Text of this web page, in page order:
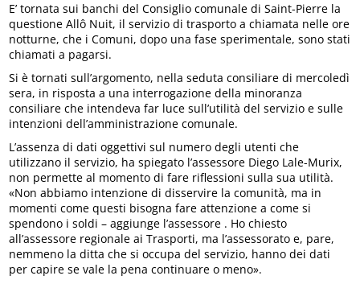
E’ tornata sui banchi del Consiglio comunale di Saint-Pierre la
questione Allô Nuit, il servizio di trasporto a chiamata nelle ore
notturne, che i Comuni, dopo una fase sperimentale, sono stati
chiamati a pagarsi.
Si è tornati sull’argomento, nella seduta consiliare di mercoledì
sera, in risposta a una interrogazione della minoranza
consiliare che intendeva far luce sull’utilità del servizio e sulle
intenzioni dell’amministrazione comunale.
L’assenza di dati oggettivi sul numero degli utenti che
utilizzano il servizio, ha spiegato l’assessore Diego Lale-Murix,
non permette al momento di fare riflessioni sulla sua utilità.
«Non abbiamo intenzione di disservire la comunità, ma in
momenti come questi bisogna fare attenzione a come si
spendono i soldi – aggiunge l’assessore . Ho chiesto
all’assessore regionale ai Trasporti, ma l’assessorato e, pare,
nemmeno la ditta che si occupa del servizio, hanno dei dati
per capire se vale la pena continuare o meno».